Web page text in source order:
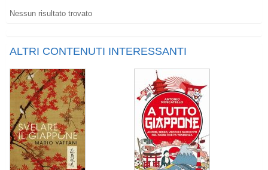
Nessun risultato trovato
ALTRI CONTENUTI INTERESSANTI